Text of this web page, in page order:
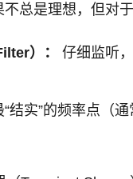
总是理想，但对
）：
仔细监听
结实”的频率点（